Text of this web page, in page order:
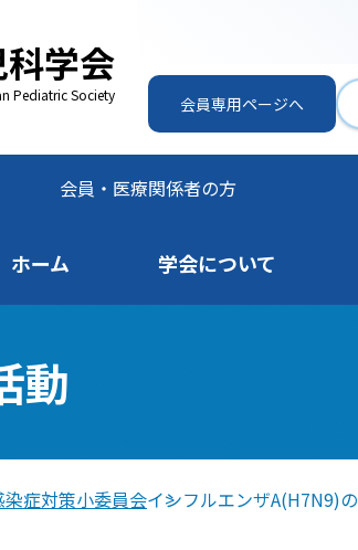
学会
Pediatric Society 会員専用ページへ
会員・ 医療関係者の方
ホーム 学会について
動
症対策小委員会インフルエンザA(H7N9)